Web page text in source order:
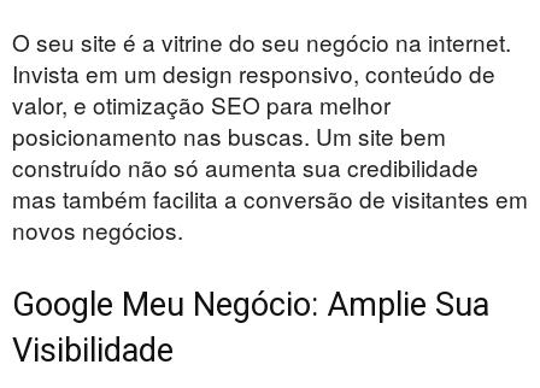
O seu site é a vitrine do seu negócio na internet.
Invista em um design responsivo, conteúdo de
valor, e otimização SEO para melhor
posicionamento nas buscas. Um site bem
construído não só aumenta sua credibilidade
mas também facilita a conversão de visitantes em
novos negócios.
Google Meu Negócio: Amplie Sua
Visibilidade